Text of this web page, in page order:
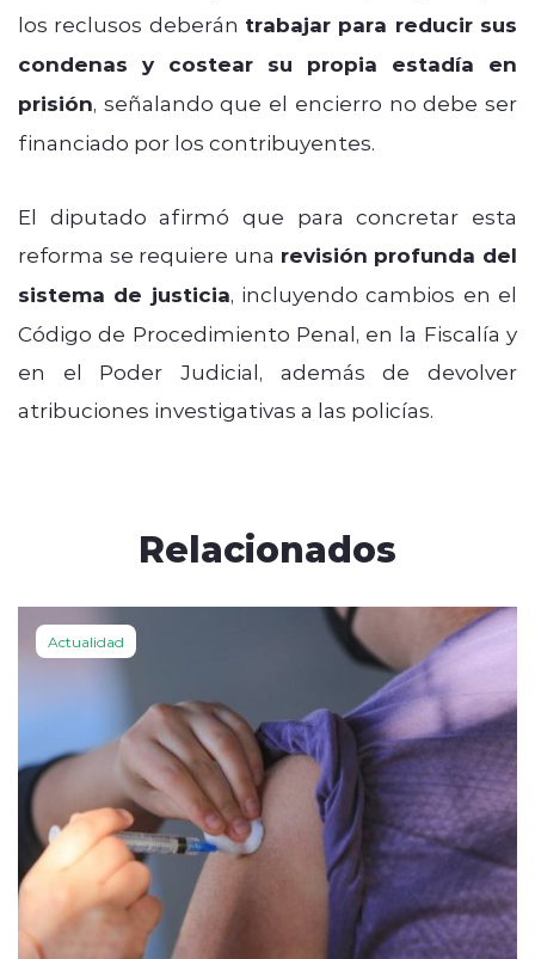
los reclusos deberán trabajar para reducir sus
condenas y costear su propia estadía en
prisión, señalando que el encierro no debe ser
financiado por los contribuyentes.
El diputado afirmó que para concretar esta
reforma se requiere una revisión profunda del
sistema de justicia, incluyendo cambios en el
Código de Procedimiento Penal, en la Fiscalía y
en el Poder Judicial, además de devolver
atribuciones investigativas a las policías.
Relacionados
Actualidad